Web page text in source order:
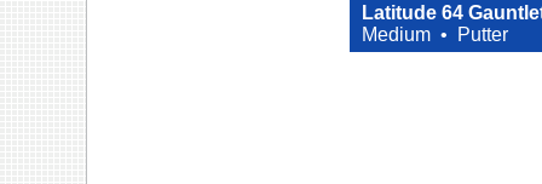
Latitude 64
Medium •
Putter